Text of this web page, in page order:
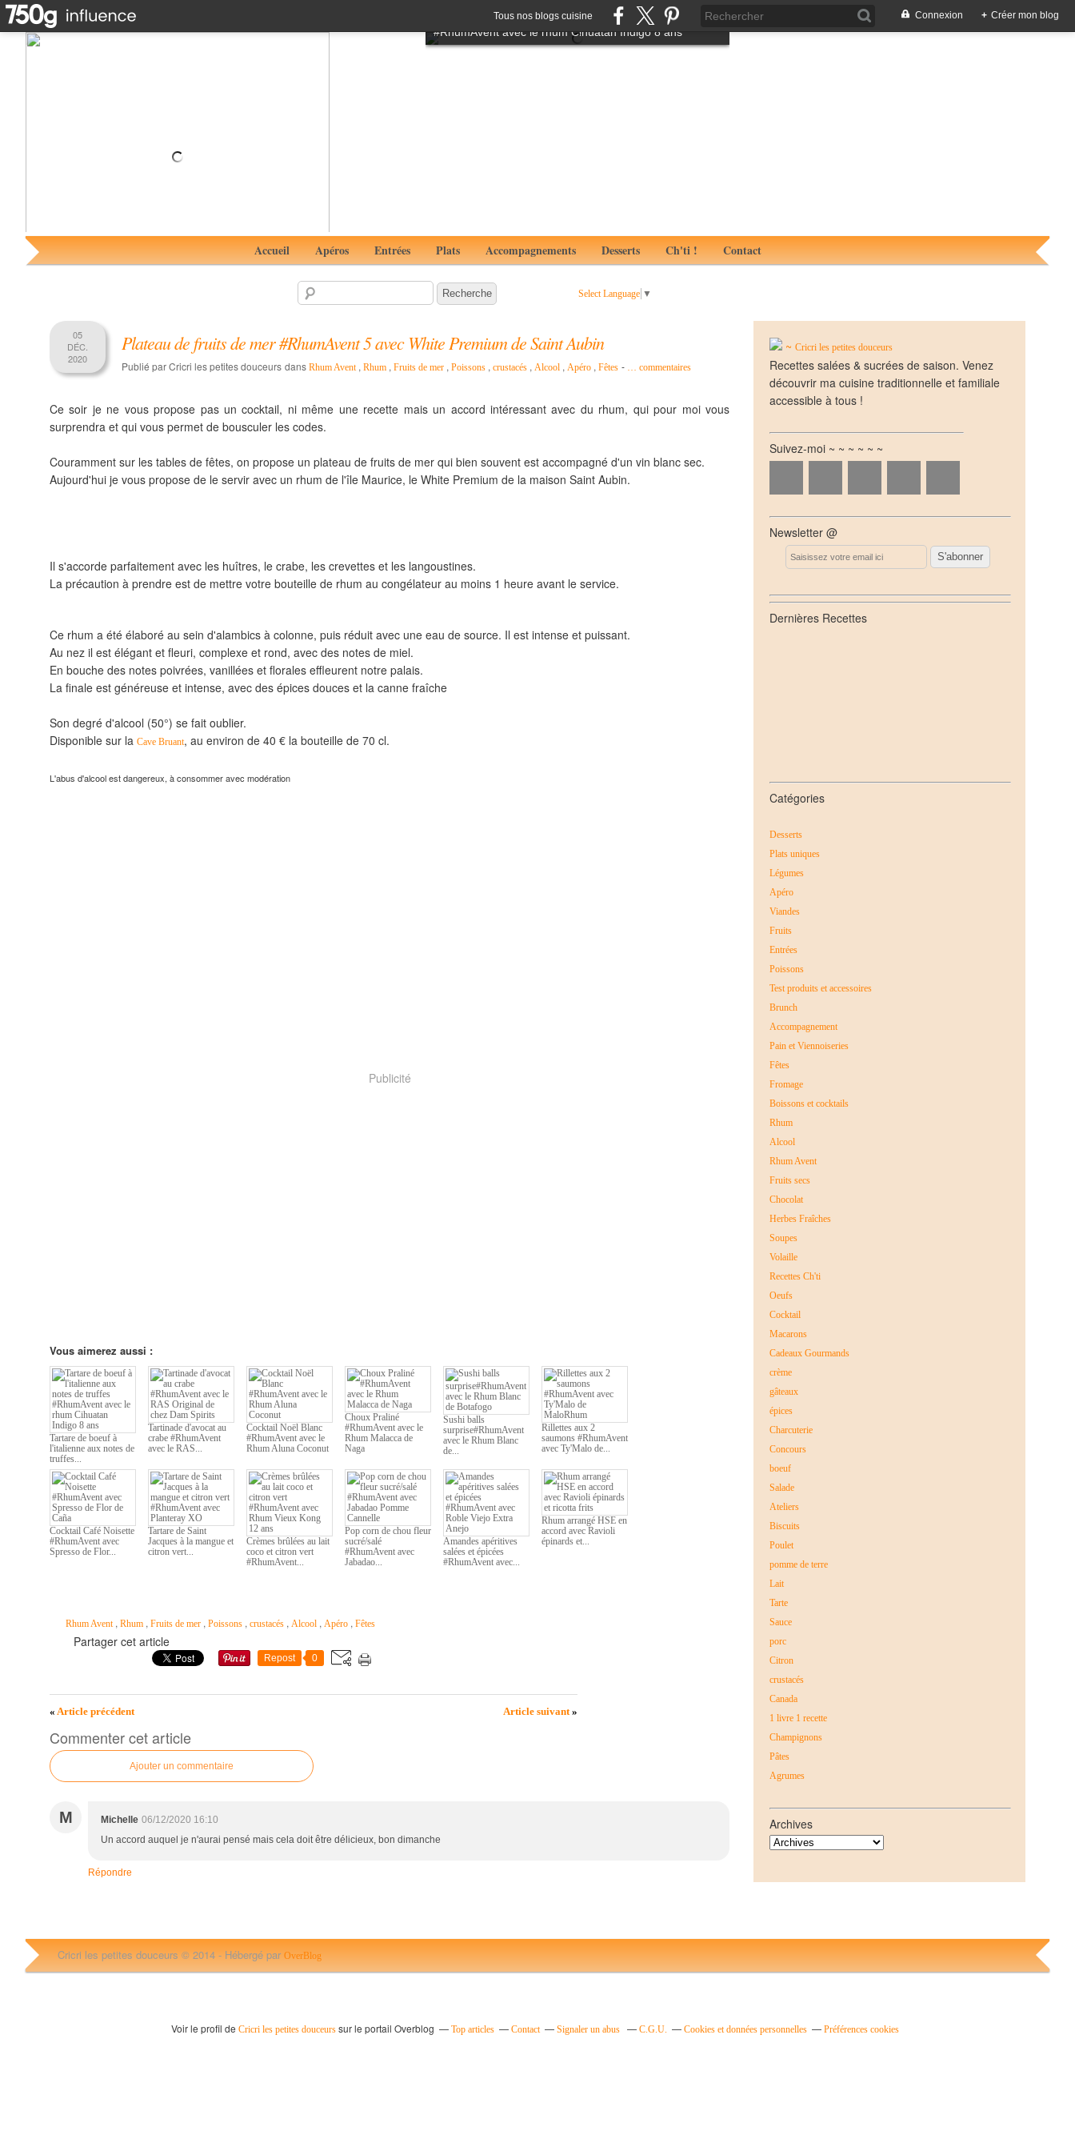
Tous nos blogs cuisine Connexion + Créer mon blog
Tartare de boeuf à l'italienne aux notes de truffes
#RhumAvent avec le rhum Cihuatan Indigo 8 ans
Accueil Apéros Entrées Plats Accompagnements Desserts Ch'ti ! Contact
Select Language ▼
05
DÉC.
2020
Plateau de fruits de mer #RhumAvent 5 avec White Premium de Saint Aubin
Publié par Cricri les petites douceurs dans Rhum Avent , Rhum , Fruits de mer , Poissons , crustacés , Alcool , Apéro , Fêtes - … commentaires
Ce soir je ne vous propose pas un cocktail, ni même une recette mais un accord intéressant avec du rhum, qui pour moi vous
surprendra et qui vous permet de bousculer les codes.
Couramment sur les tables de fêtes, on propose un plateau de fruits de mer qui bien souvent est accompagné d'un vin blanc sec.
Aujourd'hui je vous propose de le servir avec un rhum de l'île Maurice, le White Premium de la maison Saint Aubin.
Il s'accorde parfaitement avec les huîtres, le crabe, les crevettes et les langoustines.
La précaution à prendre est de mettre votre bouteille de rhum au congélateur au moins 1 heure avant le service.
Ce rhum a été élaboré au sein d'alambics à colonne, puis réduit avec une eau de source. Il est intense et puissant.
Au nez il est élégant et fleuri, complexe et rond, avec des notes de miel.
En bouche des notes poivrées, vanillées et florales effleurent notre palais.
La finale est généreuse et intense, avec des épices douces et la canne fraîche
Son degré d'alcool (50°) se fait oublier.
Disponible sur la Cave Bruant, au environ de 40 € la bouteille de 70 cl.
L'abus d'alcool est dangereux, à consommer avec modération
Publicité
Vous aimerez aussi :
Tartare de boeuf à
l'italienne aux notes de
truffes...
Tartinade d'avocat au
crabe #RhumAvent
avec le RAS...
Cocktail Noël Blanc
#RhumAvent avec le
Rhum Aluna Coconut
Choux Praliné
#RhumAvent avec le
Rhum Malacca de
Naga
Sushi balls
surprise#RhumAvent
avec le Rhum Blanc
de...
Rillettes aux 2
saumons #RhumAvent
avec Ty'Malo de...
Cocktail Café Noisette
#RhumAvent avec
Spresso de Flor...
Tartare de Saint
Jacques à la mangue et
citron vert...
Crèmes brûlées au lait
coco et citron vert
#RhumAvent...
Pop corn de chou fleur
sucré/salé
#RhumAvent avec
Jabadao...
Amandes apéritives
salées et épicées
#RhumAvent avec...
Rhum arrangé HSE en
accord avec Ravioli
épinards et...
Rhum Avent , Rhum , Fruits de mer , Poissons , crustacés , Alcool , Apéro , Fêtes
Partager cet article
Repost 0
« Article précédent Article suivant»
Commenter cet article
Ajouter un commentaire
M Michelle 06/12/2020 16:10
Un accord auquel je n'aurai pensé mais cela doit être délicieux, bon dimanche
Répondre
~ Cricri les petites douceurs
Recettes salées & sucrées de saison. Venez
découvrir ma cuisine traditionnelle et familiale
accessible à tous !
Suivez-moi ~ ~ ~ ~ ~ ~
Newsletter @
Email
Dernières Recettes
Catégories
Desserts
Plats uniques
Légumes
Apéro
Viandes
Fruits
Entrées
Poissons
Test produits et accessoires
Brunch
Accompagnement
Pain et Viennoiseries
Fêtes
Fromage
Boissons et cocktails
Rhum
Alcool
Rhum Avent
Fruits secs
Chocolat
Herbes Fraîches
Soupes
Volaille
Recettes Ch'ti
Oeufs
Cocktail
Macarons
Cadeaux Gourmands
crème
gâteaux
épices
Charcuterie
Concours
boeuf
Salade
Ateliers
Biscuits
Poulet
pomme de terre
Lait
Tarte
Sauce
porc
Citron
crustacés
Canada
1 livre 1 recette
Champignons
Pâtes
Agrumes
Archives
Cricri les petites douceurs © 2014 - Hébergé par OverBlog
Voir le profil de Cricri les petites douceurs sur le portail Overblog Top articles Contact Signaler un abus C.G.U. Cookies et données personnelles Préférences cookies